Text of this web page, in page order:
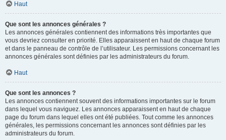
Haut
Que sont les annonces générales ?
Les annonces générales contiennent des informations très importantes que
vous devriez consulter en priorité. Elles apparaissent en haut de chaque forum
et dans le panneau de contrôle de l’utilisateur. Les permissions concernant les
annonces générales sont définies par les administrateurs du forum.
Haut
Que sont les annonces ?
Les annonces contiennent souvent des informations importantes sur le forum
dans lequel vous naviguez. Les annonces apparaissent en haut de chaque
page du forum dans lequel elles ont été publiées. Tout comme les annonces
générales, les permissions concernant les annonces sont définies par les
administrateurs du forum.